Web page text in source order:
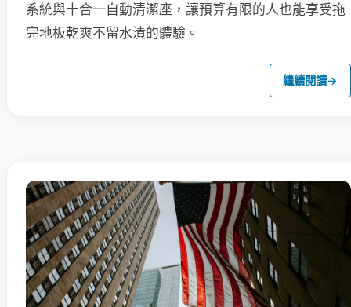
系統與十合一自動清潔座，讓預算有限的人也能享受拖
完地板乾爽不留水漬的體驗。
繼續閱讀→